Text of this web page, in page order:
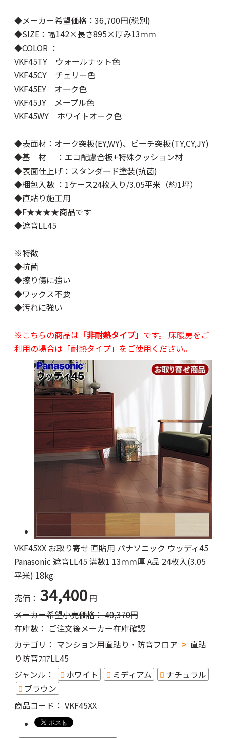
◆メーカー希望価格：36,700円(税別)
◆SIZE：幅142×長さ895×厚み13ｍｍ
◆COLOR ：
VKF45TY ウォールナット色
VKF45CY チェリー色
VKF45EY オーク色
VKF45JY メープル色
VKF45WY ホワイトオーク色
◆表面材：オーク突板(EY,WY)、ビーチ突板(TY,CY,JY)
◆基 材 ：エコ配慮合板+特殊クッション材
◆表面仕上げ：スタンダード塗装(抗菌)
◆梱包入数 ：1ケース24枚入り/3.05平米（約1坪）
◆直貼り施工用
◆F★★★★商品です
◆遮音LL45
※特徴
◆抗菌
◆擦り傷に強い
◆ワックス不要
◆汚れに強い
※こちらの商品は 「非耐熱タイプ」 です。 床暖房をご
利用の場合は「耐熱タイプ」をご使用ください。
VKF45XX お取り寄せ 直貼用 パナソニック ウッディ45
Panasonic 遮音LL45 溝数1 13ｍｍ厚 A品 24枚入(3.05
平米) 18kg
売価： 34,400 円
メーカー希望小売価格：40,370円
在庫数： ご注文後メーカー在庫確認
カテゴリ： マンション用直貼り・防音フロア
直貼
り防音ﾌﾛｱLL45
ジャンル：
ホワイト ミディアム
ナチュラル
ブラウン
商品コード： VKF45XX